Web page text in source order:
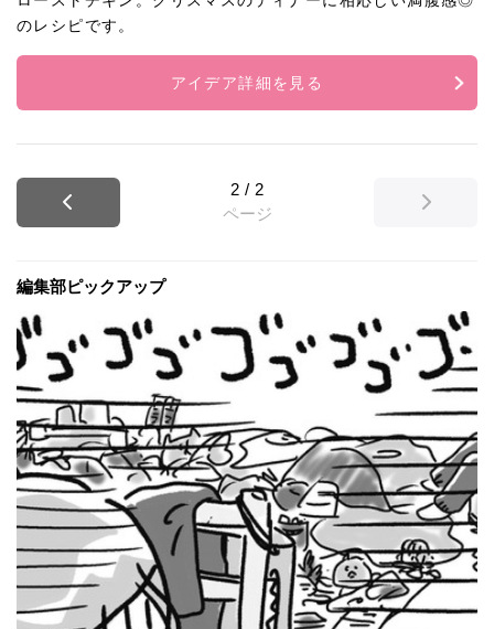
のレシピです。
アイデア詳細を見る
2 / 2
ページ
編集部ピックアップ